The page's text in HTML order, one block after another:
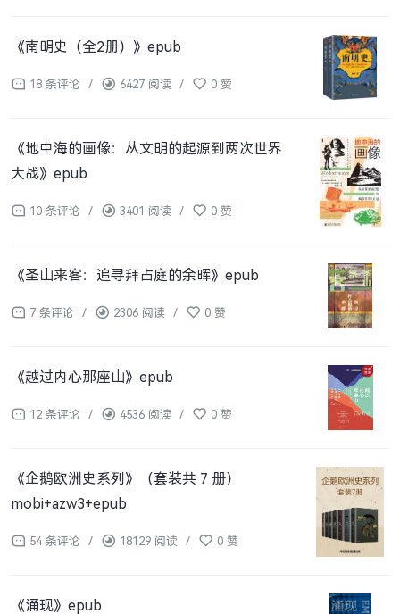
《南明史（全2册）》epub
18 条评论 / 6427 阅读 / 0 赞
《地中海的画像：从文明的起源到两次世界
大战》epub
10 条评论 / 3401 阅读 / 0 赞
《圣山来客：追寻拜占庭的余晖》epub
7 条评论 / 2306 阅读 / 0 赞
《越过内心那座山》epub
12 条评论 / 4536 阅读 / 0 赞
《企鹅欧洲史系列》（套装共 7 册）
mobi+azw3+epub
54 条评论 / 18129 阅读 / 0 赞
《涌现》epub